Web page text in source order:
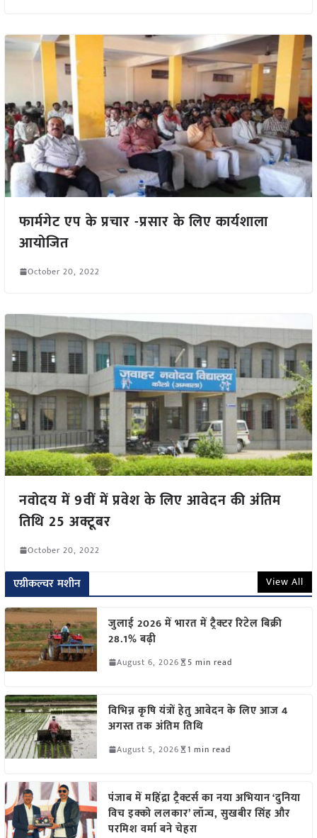
फार्मगेट एप के प्रचार -प्रसार के लिए कार्यशाला
आयोजित
October 20, 2022
नवोदय में 9वीं में प्रवेश के लिए आवेदन की अंतिम
तिथि 25 अक्टूबर
October 20, 2022
एग्रीकल्चर मशीन View All
जुलाई 2026 में भारत में ट्रैक्टर रिटेल बिक्री
28.1% बढ़ी
August 6, 2026 5 min read
विभिन्न कृषि यंत्रों हेतु आवेदन के लिए आज 4
अगस्त तक अंतिम तिथि
August 5, 2026 1 min read
पंजाब में महिंद्रा ट्रैक्टर्स का नया अभियान ‘दुनिया
विच इक्को ललकार’ लॉन्च, सुखबीर सिंह और
परमिश वर्मा बने चेहरा